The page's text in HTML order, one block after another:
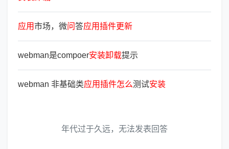
应用市场，微问答应用插件更新
webman是compoer安装卸载提示
webman 非基础类应用插件怎么测试安装
年代过于久远，无法发表回答